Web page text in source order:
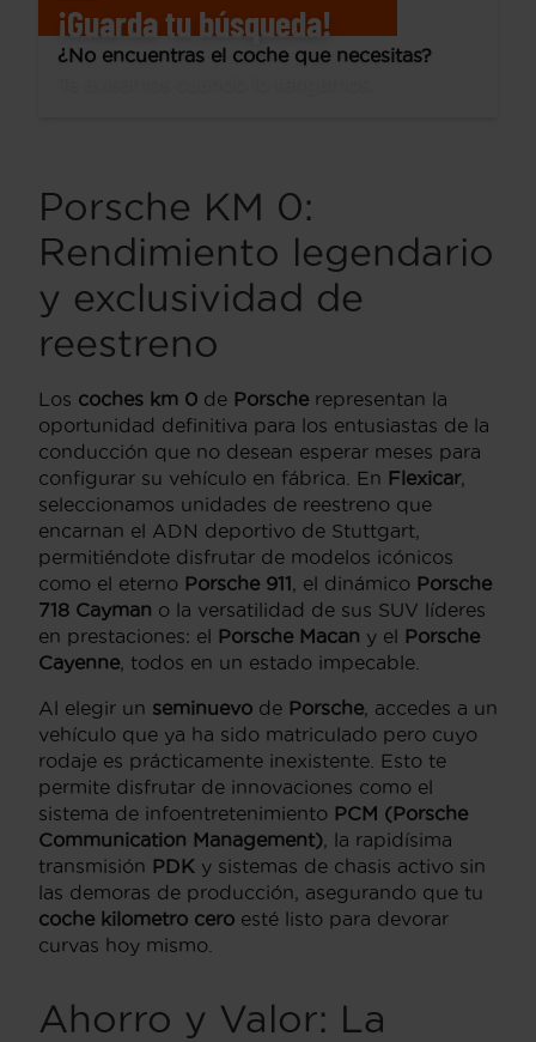
¡Guarda tu búsqueda!
¿No encuentras el coche que necesitas?
Porsche KM 0:
Rendimiento legendario
y exclusividad de
reestreno
Los coches km 0 de Porsche representan la
oportunidad definitiva para los entusiastas de la
conducción que no desean esperar meses para
configurar su vehículo en fábrica. En Flexicar,
seleccionamos unidades de reestreno que
encarnan el ADN deportivo de Stuttgart,
permitiéndote disfrutar de modelos icónicos
como el eterno Porsche 911, el dinámico Porsche
718 Cayman o la versatilidad de sus SUV líderes
en prestaciones: el Porsche Macan y el Porsche
Cayenne, todos en un estado impecable.
Al elegir un seminuevo de Porsche, accedes a un
vehículo que ya ha sido matriculado pero cuyo
rodaje es prácticamente inexistente. Esto te
permite disfrutar de innovaciones como el
sistema de infoentretenimiento PCM (Porsche
Communication Management), la rapidísima
transmisión PDK y sistemas de chasis activo sin
las demoras de producción, asegurando que tu
coche kilometro cero esté listo para devorar
curvas hoy mismo.
Ahorro y Valor: La